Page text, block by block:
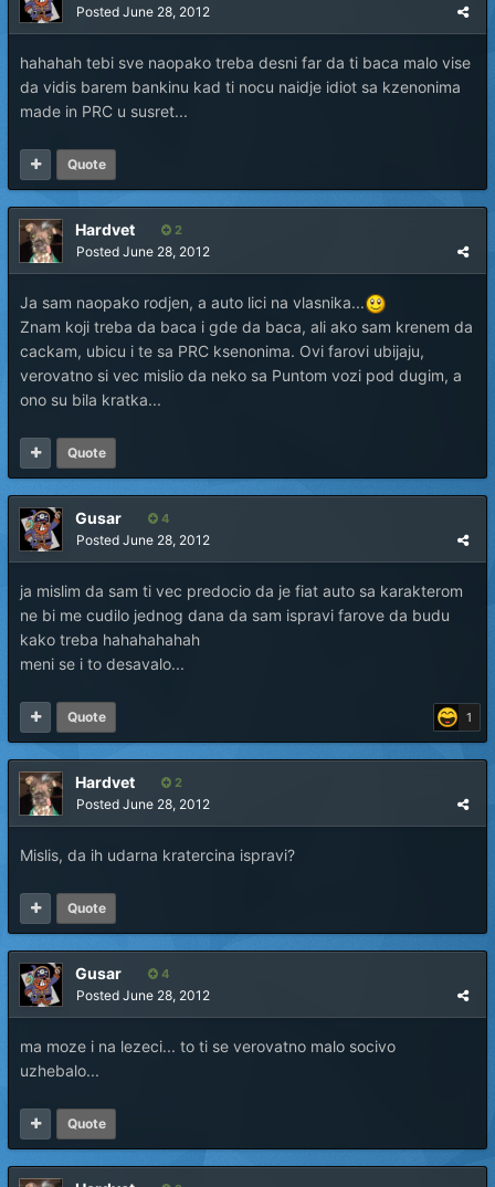
Posted June 28, 2012
hahahah tebi sve naopako treba desni far da ti baca malo vise
da vidis barem bankinu kad ti nocu naidje idiot sa kzenonima
made in PRC u susret...
Quote
Hardvet 2
Posted June 28, 2012
Ja sam naopako rodjen, a auto lici na vlasnika...
Znam koji treba da baca i gde da baca, ali ako sam krenem da
cackam, ubicu i te sa PRC ksenonima. Ovi farovi ubijaju,
verovatno si vec mislio da neko sa Puntom vozi pod dugim, a
ono su bila kratka...
Quote
Gusar 4
Posted June 28, 2012
ja mislim da sam ti vec predocio da je fiat auto sa karakterom
ne bi me cudilo jednog dana da sam ispravi farove da budu
kako treba hahahahahah
meni se i to desavalo...
1
Quote
Hardvet 2
Posted June 28, 2012
Mislis, da ih udarna kratercina ispravi?
Quote
Gusar 4
Posted June 28, 2012
ma moze i na lezeci... to ti se verovatno malo socivo
uzhebalo...
Quote